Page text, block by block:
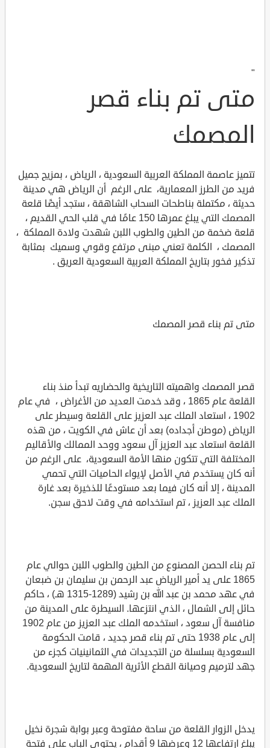
"
متى تم بناء قصر
المصمك
تتميز عاصمة المملكة العربية السعودية ، الرياض ، بمزيج جميل
فريد من الطرز المعمارية، على الرغم أن الرياض هي مدينة
حديثة ، مكتملة بناطحات السحاب الشاهقة ، ستجد أيضًا قلعة
المصمك التي يبلغ عمرها 150 عامًا في قلب الحي القديم ،
قلعة ضخمة من الطين والطوب اللبن شهدت ولادة المملكة ،
المصمك ، الكلمة تعني مبنى مرتفع وقوي وسميك بمثابة
تذكير فخور بتاريخ المملكة العربية السعودية العريق .
متى تم بناء قصر المصمك
قصر المصمك واهميته التاريخية والحضاريه تبدأ منذ بناء
القلعة عام 1865 ، وقد خدمت العديد من الأغراض ، في عام
1902 ، استعاد الملك عبد العزيز على القلعة وسيطر على
الرياض (موطن أجداده) بعد أن عاش في الكويت ، من هذه
القلعة استعاد عبد العزيز آل سعود ووحد الممالك والأقاليم
المختلفة التي تتكون منها الأمة السعودية، على الرغم من
أنه كان يستخدم في الأصل لإيواء الحاميات التي تحمي
المدينة ، إلا أنه كان فيما بعد مستودعًا للذخيرة بعد غارة
الملك عبد العزيز ، تم استخدامه في وقت لاحق سجن.
تم بناء الحصن المصنوع من الطين والطوب اللبن حوالي عام
1865 على يد أمير الرياض عبد الرحمن بن سليمان بن ضبعان
في عهد محمد بن عبد الله بن رشيد (1289-1315 هـ) ، حاكم
حائل إلى الشمال ، الذي انتزعها. السيطرة على المدينة من
منافسة آل سعود ، استخدمه الملك عبد العزيز من عام 1902
إلى عام 1938 حتى تم بناء قصر جديد ، قامت الحكومة
السعودية بسلسلة من التجديدات في الثمانينيات كجزء من
جهد لترميم وصيانة القطع الأثرية المهمة لتاريخ السعودية.
يدخل الزوار القلعة من ساحة مفتوحة وعبر بوابة شجرة نخيل
يبلغ ارتفاعها 12 وعرضها 9 أقدام ، يحتوي الباب على فتحة